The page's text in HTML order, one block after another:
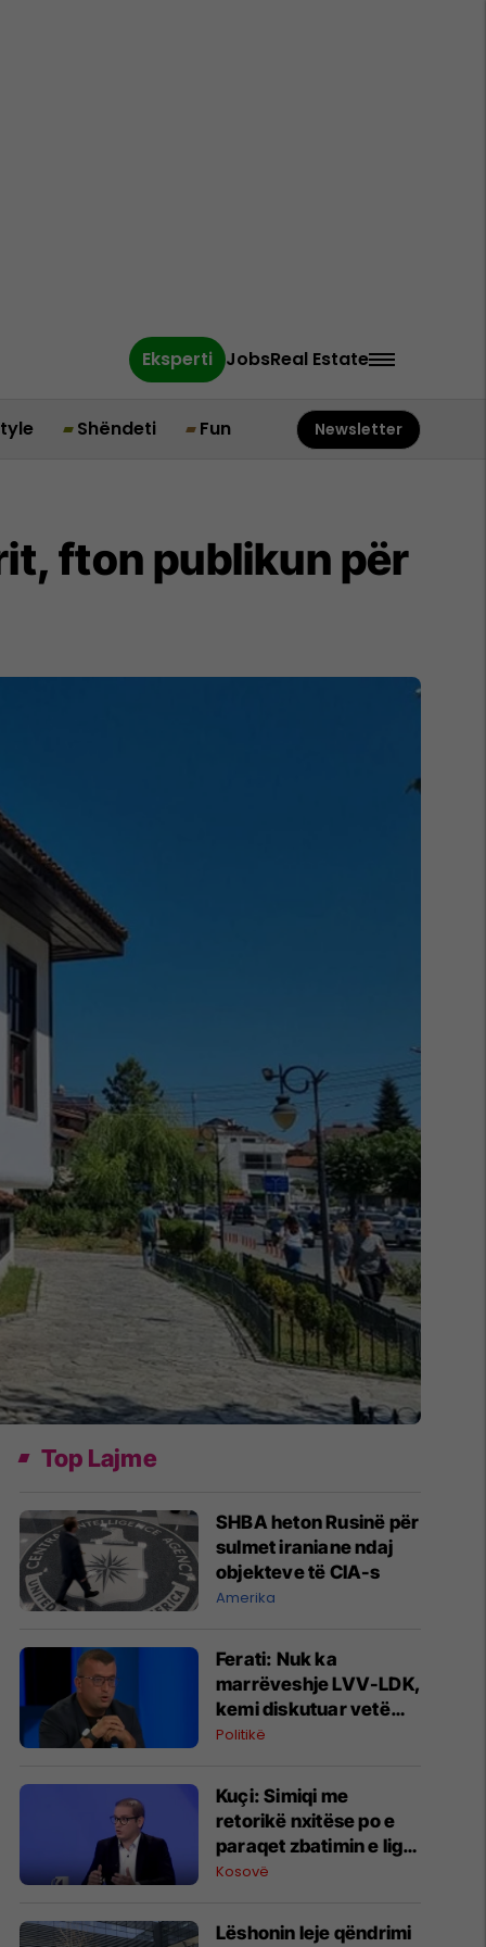
Eksperti JobsReal Estate
Shëndeti Fun Newsletter
fton publikun për
Top Lajme
SHBA heton Rusinë për
sulmet iraniane ndaj
objekteve të CIA-s
Amerika
Ferati: Nuk ka
marrëveshje LVV-LDK,
kemi diskutuar vetëm
për parime
Politikë
Kuçi: Simiqi me
retorikë nxitëse po e
paraqet zbatimin e ligjit
në veri si "spastrim
Kosovë
Lëshonin leje qëndrimi